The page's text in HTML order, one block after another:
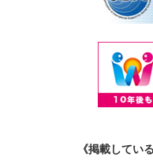
《掲載してい